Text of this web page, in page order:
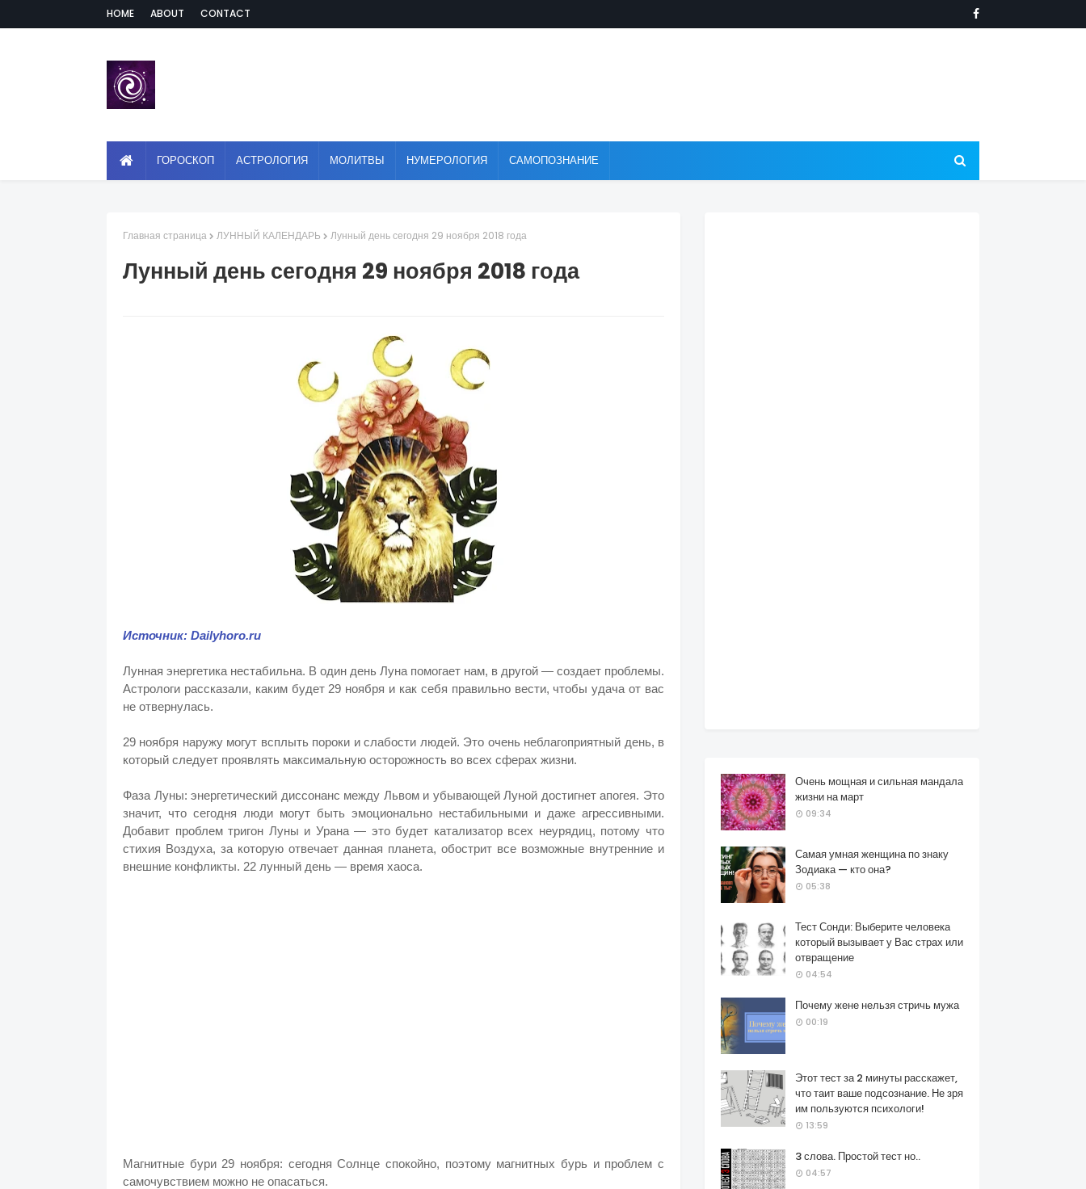
HOME ABOUT CONTACT
ГОРОСКОП АСТРОЛОГИЯ МОЛИТВЫ НУМЕРОЛОГИЯ САМОПОЗНАНИЕ
Главная страница ЛУННЫЙ КАЛЕНДАРЬ Лунный день сегодня 29 ноября 2018 года
Лунный день сегодня 29 ноября 2018 года
Источник: Dailyhoro.ru
Лунная энергетика нестабильна. В один день Луна помогает нам, в другой — создает проблемы.
Астрологи рассказали, каким будет 29 ноября и как себя правильно вести, чтобы удача от вас
не отвернулась.
29 ноября наружу могут всплыть пороки и слабости людей. Это очень неблагоприятный день, в
который следует проявлять максимальную осторожность во всех сферах жизни.
Фаза Луны: энергетический диссонанс между Львом и убывающей Луной достигнет апогея. Это
значит, что сегодня люди могут быть эмоционально нестабильными и даже агрессивными.
Добавит проблем тригон Луны и Урана — это будет катализатор всех неурядиц, потому что
стихия Воздуха, за которую отвечает данная планета, обострит все возможные внутренние и
внешние конфликты. 22 лунный день — время хаоса.
Магнитные бури 29 ноября: сегодня Солнце спокойно, поэтому магнитных бурь и проблем с
самочувствием можно не опасаться.
Очень мощная и сильная мандала
жизни на март
09:34
Самая умная женщина по знаку
Зодиака — кто она?
05:38
Тест Сонди: Выберите человека
который вызывает у Вас страх или
отвращение
04:54
Почему жене нельзя стричь мужа
00:19
Этот тест за 2 минуты расскажет,
что таит ваше подсознание. Не зря
им пользуются психологи!
13:59
3 слова. Простой тест но..
04:57